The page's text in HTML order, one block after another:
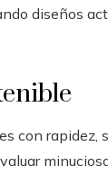
diseños
con rapidez,